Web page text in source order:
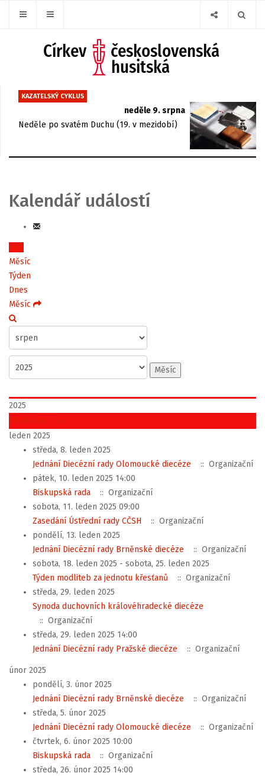
KAZATELSKÝ CYKLUS
neděle 9. srpna
Neděle po svatém Duchu (19. v mezidobí)
Kalendář událostí
Rok
Měsíc
Týden
Dnes
Měsíc
Měsíc
2025
Následující rok
leden 2025
středa, 8. leden 2025
Jednání Diecézní rady Olomoucké diecéze
:: Organizační
pátek, 10. leden 2025 14:00
Biskupská rada
:: Organizační
sobota, 11. leden 2025 09:00
Zasedání Ústřední rady CČSH
:: Organizační
pondělí, 13. leden 2025
Jednání Diecézní rady Brněnské diecéze
:: Organizační
sobota, 18. leden 2025 - sobota, 25. leden 2025
Týden modliteb za jednotu křesťanů
:: Organizační
středa, 29. leden 2025
Synoda duchovních královéhradecké diecéze
:: Organizační
středa, 29. leden 2025 14:00
Jednání Diecézní rady Pražské diecéze
:: Organizační
únor 2025
pondělí, 3. únor 2025
Jednání Diecézní rady Brněnské diecéze
:: Organizační
středa, 5. únor 2025
Jednání Diecézní rady Olomoucké diecéze
:: Organizační
čtvrtek, 6. únor 2025 10:00
Biskupská rada
:: Organizační
středa, 26. únor 2025 14:00